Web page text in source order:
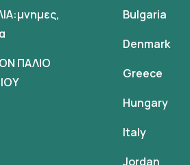
ΠΑΛΙΟ
Bulgaria
Denmark
Greece
Hungary
Italy
Jordan